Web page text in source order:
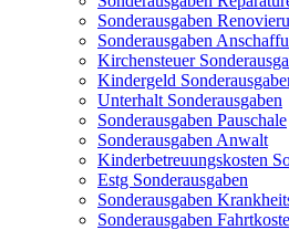
Sonderausgaben
Sonderausgaben
Kirchensteuer
Kindergeld
Unterhalt Sonderausgaben
Sonderausgaben Pauschale
Sonderausgaben Anwalt
Kinderbetreuungskosten
Estg Sonderausgaben
Sonderausgaben
Sonderausgaben